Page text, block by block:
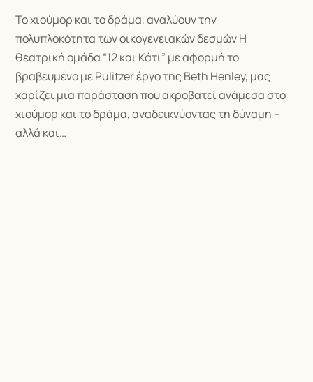
Το χιούμορ και το δράμα, αναλύουν την
πολυπλοκότητα των οικογενειακών δεσμών Η
θεατρική ομάδα “12 και Κάτι” με αφορμή το
βραβευμένο με Pulitzer έργο της Beth Henley, μας
χαρίζει μια παράσταση που ακροβατεί ανάμεσα στο
χιούμορ και το δράμα, αναδεικνύοντας τη δύναμη –
αλλά και…